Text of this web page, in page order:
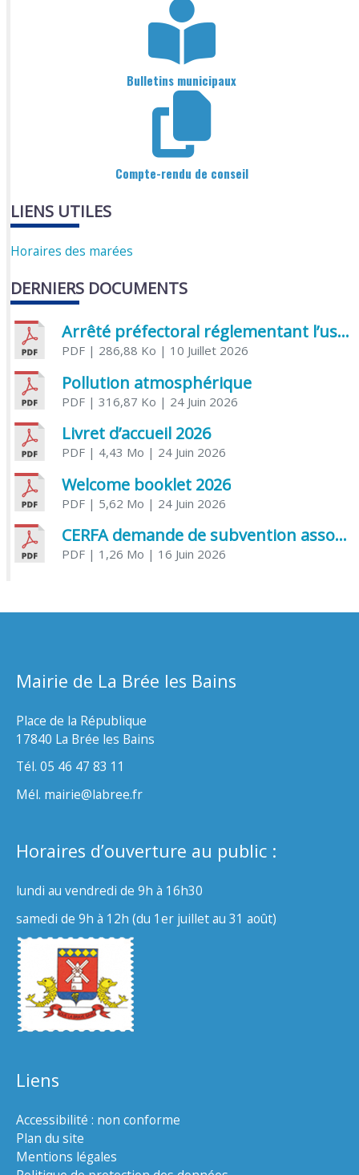
Bulletins municipaux
Compte-rendu de conseil
LIENS UTILES
Horaires des marées
DERNIERS DOCUMENTS
Arrêté préfectoral réglementant l’usage de l’eau
PDF| 286,88 Ko | 10 Juillet 2026
Pollution atmosphérique
PDF| 316,87 Ko | 24 Juin 2026
Livret d’accueil 2026
PDF| 4,43 Mo | 24 Juin 2026
Welcome booklet 2026
PDF| 5,62 Mo | 24 Juin 2026
CERFA demande de subvention association
PDF| 1,26 Mo | 16 Juin 2026
Mairie de La Brée les Bains
Place de la République
17840 La Brée les Bains
Tél. 05 46 47 83 11
Mél. mairie@labree.fr
Horaires d’ouverture au public :
lundi au vendredi de 9h à 16h30
samedi de 9h à 12h (du 1er juillet au 31 août)
Liens
Accessibilité : non conforme
Plan du site
Mentions légales